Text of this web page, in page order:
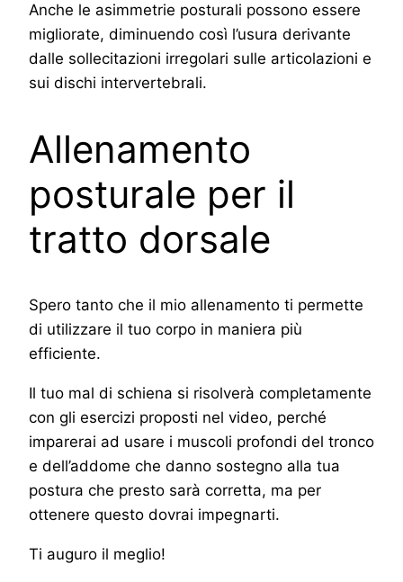
Anche le asimmetrie posturali possono essere
migliorate, diminuendo così l’usura derivante
dalle sollecitazioni irregolari sulle articolazioni e
sui dischi intervertebrali.
Allenamento
posturale per il
tratto dorsale
Spero tanto che il mio allenamento ti permette
di utilizzare il tuo corpo in maniera più
efficiente.
Il tuo mal di schiena si risolverà completamente
con gli esercizi proposti nel video, perché
imparerai ad usare i muscoli profondi del tronco
e dell’addome che danno sostegno alla tua
postura che presto sarà corretta, ma per
ottenere questo dovrai impegnarti.
Ti auguro il meglio!